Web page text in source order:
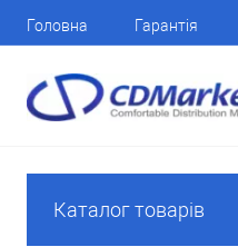
Головна Гарантія
Каталог товарів